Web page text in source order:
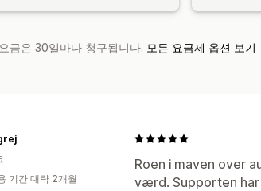
금은 30일마다 청구됩니다. 모든 요금제 옵션 보기
Roen i maven over
værd. Supporten
기간 대략 2개월